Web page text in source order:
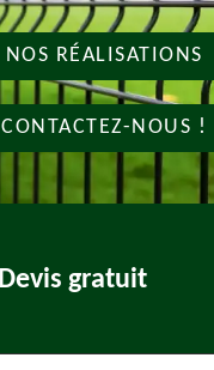
NOS RÉALISATIONS
CONTACTEZ-NOUS !
Devis gratuit